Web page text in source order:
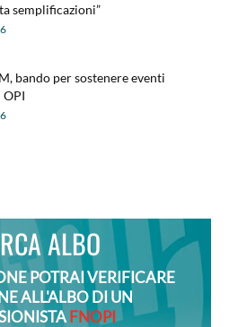
semplificazioni”
bando per sostenere eventi
ALBO
POTRAI VERIFICARE
ALL'ALBO DI UN
FNOPI